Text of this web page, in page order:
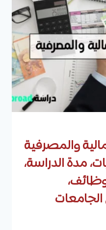
والمصرفية
مدة الدراسة،